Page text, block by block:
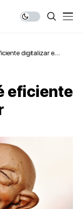
digitalizar e
eficiente